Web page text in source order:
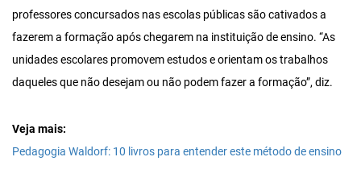
professores concursados nas escolas públicas são cativados a
fazerem a formação após chegarem na instituição de ensino. “As
unidades escolares promovem estudos e orientam os trabalhos
daqueles que não desejam ou não podem fazer a formação”, diz.
Veja mais:
Pedagogia Waldorf: 10 livros para entender este método de ensino